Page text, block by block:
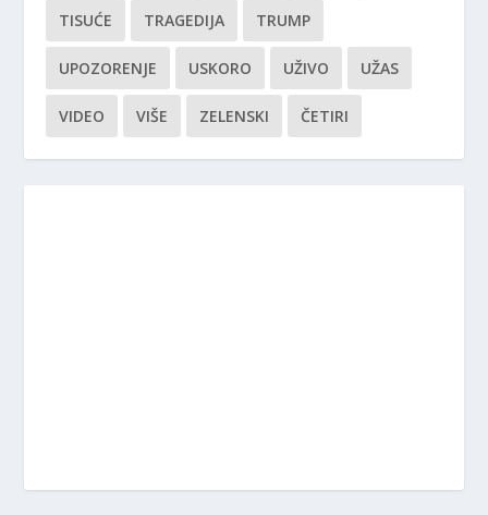
TISUĆE TRAGEDIJA TRUMP
UPOZORENJE USKORO UŽIVO UŽAS
VIDEO VIŠE ZELENSKI ČETIRI